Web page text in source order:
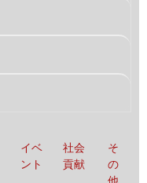
イベ
ント
社会
貢献
そ
の
他